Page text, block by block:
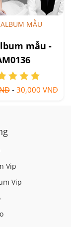
MẪU
mẫu -
- 30,000 VNĐ
Vip
Vip